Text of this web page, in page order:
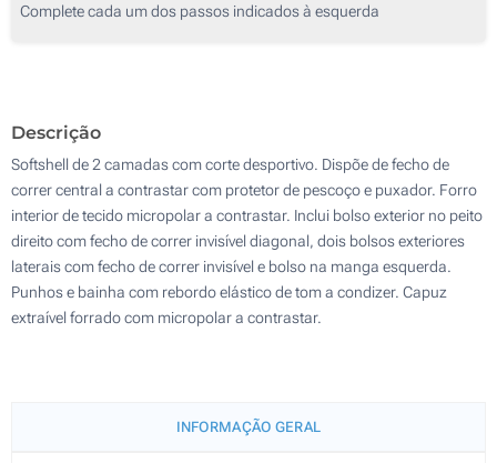
Complete cada um dos passos indicados à esquerda
Descrição
Softshell de 2 camadas com corte desportivo. Dispõe de fecho de
correr central a contrastar com protetor de pescoço e puxador. Forro
interior de tecido micropolar a contrastar. Inclui bolso exterior no peito
direito com fecho de correr invisível diagonal, dois bolsos exteriores
laterais com fecho de correr invisível e bolso na manga esquerda.
Punhos e bainha com rebordo elástico de tom a condizer. Capuz
extraível forrado com micropolar a contrastar.
INFORMAÇÃO GERAL